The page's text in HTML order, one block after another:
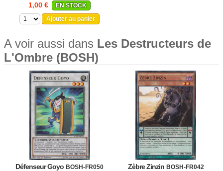
1,00 €
EN STOCK
Ajouter au panier
A voir aussi dans Les Destructeurs de
L'Ombre (BOSH)
Défenseur Goyo BOSH-FR050 Zèbre Zinzin BOSH-FR042